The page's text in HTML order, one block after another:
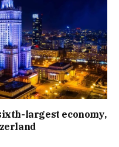
largest economy,